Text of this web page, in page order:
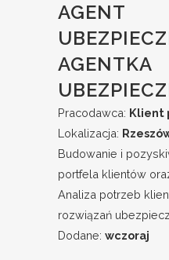
AGENT
AGENTKA
Pracodawca: Klient
Lokalizacja:
Budowanie i
portfela klientów
Analiza potrzeb
rozwiązań
Dodane: wczoraj